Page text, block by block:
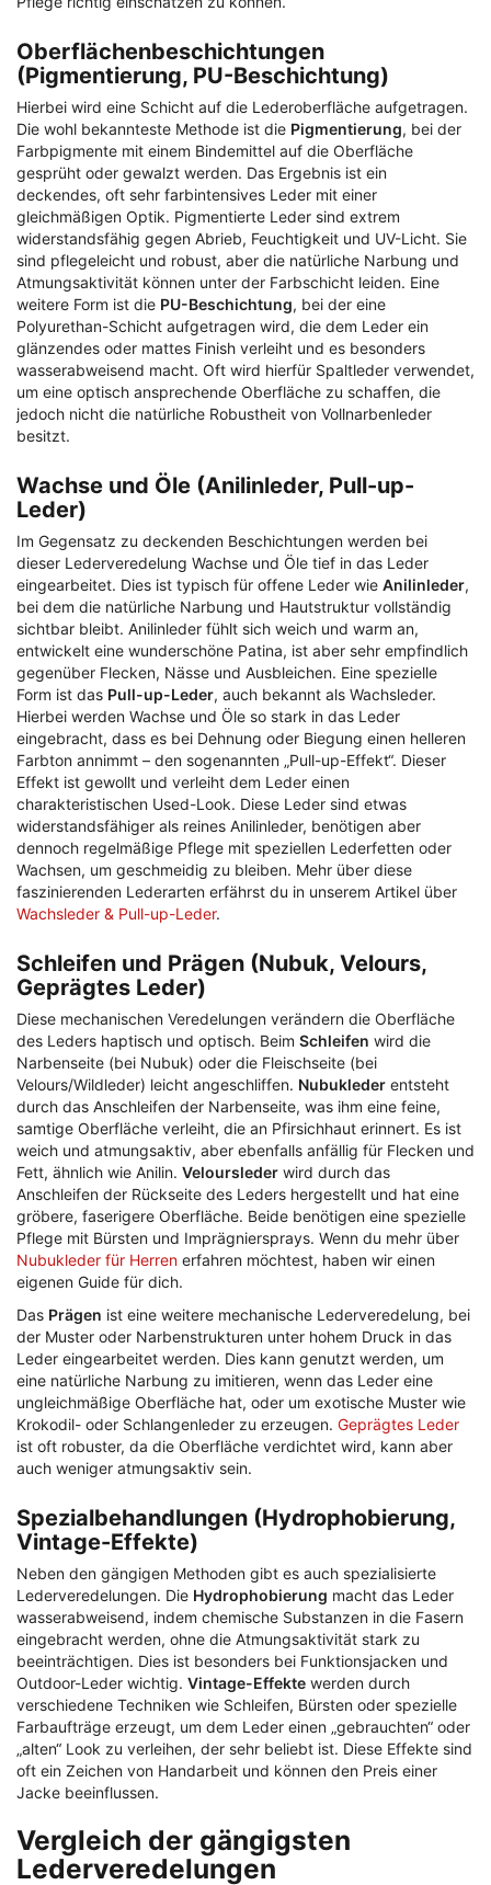
Oberflächenbeschichtungen
(Pigmentierung, PU-Beschichtung)
Hierbei wird eine Schicht auf die Lederoberfläche aufgetragen.
Die wohl bekannteste Methode ist die Pigmentierung, bei der
Farbpigmente mit einem Bindemittel auf die Oberfläche
gesprüht oder gewalzt werden. Das Ergebnis ist ein
deckendes, oft sehr farbintensives Leder mit einer
gleichmäßigen Optik. Pigmentierte Leder sind extrem
widerstandsfähig gegen Abrieb, Feuchtigkeit und UV-Licht. Sie
sind pflegeleicht und robust, aber die natürliche Narbung und
Atmungsaktivität können unter der Farbschicht leiden. Eine
weitere Form ist die PU-Beschichtung, bei der eine
Polyurethan-Schicht aufgetragen wird, die dem Leder ein
glänzendes oder mattes Finish verleiht und es besonders
wasserabweisend macht. Oft wird hierfür Spaltleder verwendet,
um eine optisch ansprechende Oberfläche zu schaffen, die
jedoch nicht die natürliche Robustheit von Vollnarbenleder
besitzt.
Wachse und Öle (Anilinleder, Pull-up-
Leder)
Im Gegensatz zu deckenden Beschichtungen werden bei
dieser Lederveredelung Wachse und Öle tief in das Leder
eingearbeitet. Dies ist typisch für offene Leder wie Anilinleder,
bei dem die natürliche Narbung und Hautstruktur vollständig
sichtbar bleibt. Anilinleder fühlt sich weich und warm an,
entwickelt eine wunderschöne Patina, ist aber sehr empfindlich
gegenüber Flecken, Nässe und Ausbleichen. Eine spezielle
Form ist das Pull-up-Leder, auch bekannt als Wachsleder.
Hierbei werden Wachse und Öle so stark in das Leder
eingebracht, dass es bei Dehnung oder Biegung einen helleren
Farbton annimmt – den sogenannten „Pull-up-Effekt“. Dieser
Effekt ist gewollt und verleiht dem Leder einen
charakteristischen Used-Look. Diese Leder sind etwas
widerstandsfähiger als reines Anilinleder, benötigen aber
dennoch regelmäßige Pflege mit speziellen Lederfetten oder
Wachsen, um geschmeidig zu bleiben. Mehr über diese
faszinierenden Lederarten erfährst du in unserem Artikel über
Wachsleder & Pull-up-Leder.
Schleifen und Prägen (Nubuk, Velours,
Geprägtes Leder)
Diese mechanischen Veredelungen verändern die Oberfläche
des Leders haptisch und optisch. Beim Schleifen wird die
Narbenseite (bei Nubuk) oder die Fleischseite (bei
Velours/Wildleder) leicht angeschliffen. Nubukleder entsteht
durch das Anschleifen der Narbenseite, was ihm eine feine,
samtige Oberfläche verleiht, die an Pfirsichhaut erinnert. Es ist
weich und atmungsaktiv, aber ebenfalls anfällig für Flecken und
Fett, ähnlich wie Anilin. Veloursleder wird durch das
Anschleifen der Rückseite des Leders hergestellt und hat eine
gröbere, faserigere Oberfläche. Beide benötigen eine spezielle
Pflege mit Bürsten und Imprägniersprays. Wenn du mehr über
Nubukleder für Herren erfahren möchtest, haben wir einen
eigenen Guide für dich.
Das Prägen ist eine weitere mechanische Lederveredelung, bei
der Muster oder Narbenstrukturen unter hohem Druck in das
Leder eingearbeitet werden. Dies kann genutzt werden, um
eine natürliche Narbung zu imitieren, wenn das Leder eine
ungleichmäßige Oberfläche hat, oder um exotische Muster wie
Krokodil- oder Schlangenleder zu erzeugen. Geprägtes Leder
ist oft robuster, da die Oberfläche verdichtet wird, kann aber
auch weniger atmungsaktiv sein.
Spezialbehandlungen (Hydrophobierung,
Vintage-Effekte)
Neben den gängigen Methoden gibt es auch spezialisierte
Lederveredelungen. Die Hydrophobierung macht das Leder
wasserabweisend, indem chemische Substanzen in die Fasern
eingebracht werden, ohne die Atmungsaktivität stark zu
beeinträchtigen. Dies ist besonders bei Funktionsjacken und
Outdoor-Leder wichtig. Vintage-Effekte werden durch
verschiedene Techniken wie Schleifen, Bürsten oder spezielle
Farbaufträge erzeugt, um dem Leder einen „gebrauchten“ oder
„alten“ Look zu verleihen, der sehr beliebt ist. Diese Effekte sind
oft ein Zeichen von Handarbeit und können den Preis einer
Jacke beeinflussen.
Vergleich der gängigsten
Lederveredelungen